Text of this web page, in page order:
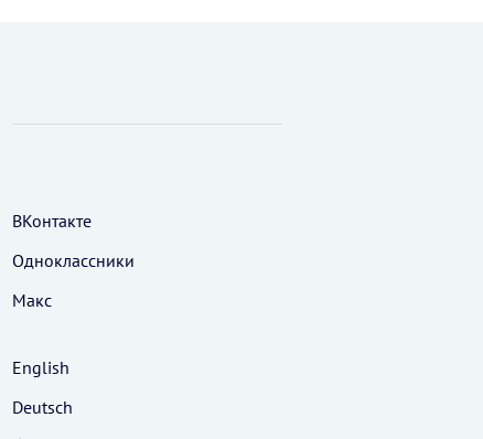
ВКонтакте
Одноклассники
Макс
English
Deutsch